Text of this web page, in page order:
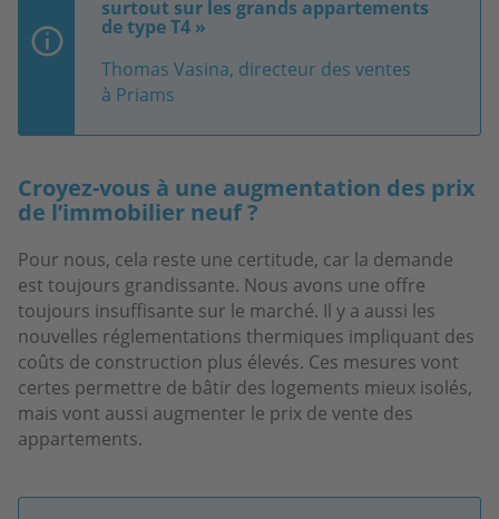
surtout sur les grands appartements
de type T4 »
Thomas Vasina, directeur des ventes
à Priams
Croyez-vous à une augmentation des prix
de l’immobilier neuf ?
Pour nous, cela reste une certitude, car la demande
est toujours grandissante. Nous avons une offre
toujours insuffisante sur le marché. Il y a aussi les
nouvelles réglementations thermiques impliquant des
coûts de construction plus élevés. Ces mesures vont
certes permettre de bâtir des logements mieux isolés,
mais vont aussi augmenter le prix de vente des
appartements.